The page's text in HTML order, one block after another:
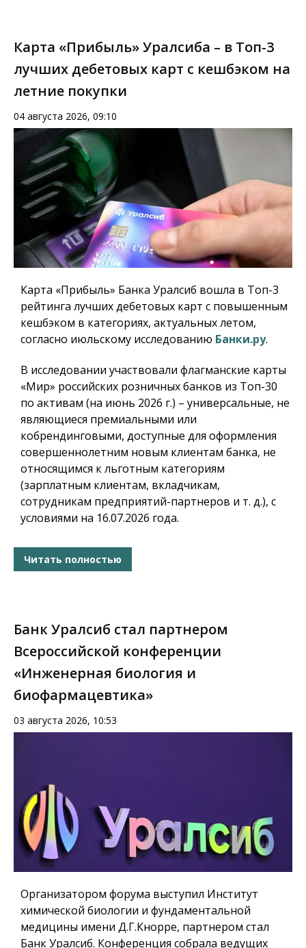
Карта «Прибыль» Уралсиба – в Топ-3
лучших дебетовых карт с кешбэком на
летние покупки
04 августа 2026, 09:10
Карта «Прибыль» Банка Уралсиб вошла в Топ-3
рейтинга лучших дебетовых карт с повышенным
кешбэком в категориях, актуальных летом,
согласно июльскому исследованию Банки.ру.
В исследовании участвовали флагманские карты
«Мир» российских розничных банков из Топ-30
по активам (на июнь 2026 г.) – универсальные, не
являющиеся премиальными или
кобрендинговыми, доступные для оформления
совершеннолетним новым клиентам банка, не
относящимся к льготным категориям
(зарплатным клиентам, вкладчикам,
сотрудникам предприятий-партнеров и т. д.), с
условиями на 16.07.2026 года.
Читать полностью
Банк Уралсиб стал партнером
Всероссийской конференции
«Инженерная биология и
биофармацевтика»
03 августа 2026, 10:53
Организатором форума выступил Институт
химической биологии и фундаментальной
медицины имени Д.Г.Кнорре, партнером стал
Банк Уралсиб. Конференция собрала ведущих